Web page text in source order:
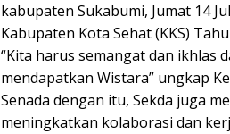
kabupaten Sukabumi, Jumat 14
Kabupaten Kota Sehat (KKS)
“Kita harus semangat dan ikhlas
mendapatkan Wistara” ungkap
Senada dengan itu, Sekda juga
meningkatkan kolaborasi dan